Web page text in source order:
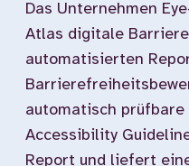
Das Unternehmen
Atlas digitale
automatisierten
automatisch
Accessibility
Report und liefert